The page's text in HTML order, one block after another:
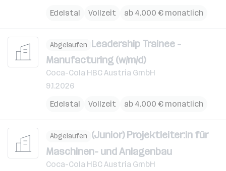
Edelstal
Vollzeit ab 4.000 € monatlich
Abgelaufen Leadership Trainee -
Manufacturing (w/m/d)
Coca-Cola HBC Austria GmbH
9.1.2026
Edelstal
Vollzeit ab 4.000 € monatlich
Abgelaufen (Junior) Projektleiter:in für
Maschinen- und Anlagenbau
Coca-Cola HBC Austria GmbH